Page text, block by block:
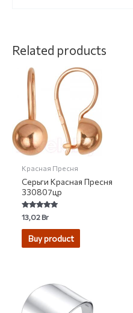
Related products
Красная Пресня
Серьги Красная Пресня
330807цр
Rated
5.00
out of 5
13,02Br
Buy product